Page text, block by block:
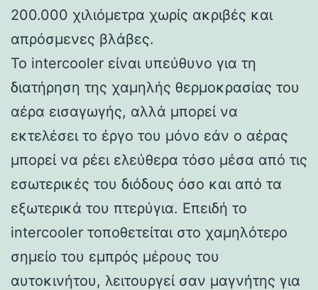
200.000 χιλιόμετρα χωρίς ακριβές και
απρόσμενες βλάβες.
Το intercooler είναι υπεύθυνο για τη
διατήρηση της χαμηλής θερμοκρασίας του
αέρα εισαγωγής, αλλά μπορεί να
εκτελέσει το έργο του μόνο εάν ο αέρας
μπορεί να ρέει ελεύθερα τόσο μέσα από τις
εσωτερικές του διόδους όσο και από τα
εξωτερικά του πτερύγια. Επειδή το
intercooler τοποθετείται στο χαμηλότερο
σημείο του εμπρός μέρους του
αυτοκινήτου, λειτουργεί σαν μαγνήτης για